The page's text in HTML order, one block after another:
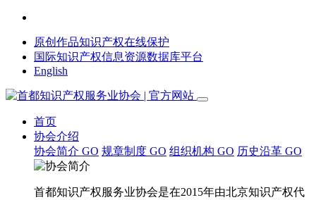
原创作品知识产权在线保护
国际知识产权信息资源数据库平台
English
首页
协会介绍
协会简介 GO 规章制度 GO 组织机构 GO 历史沿革 GO
首都知识产权服务业协会是在2015年由北京知识产权代